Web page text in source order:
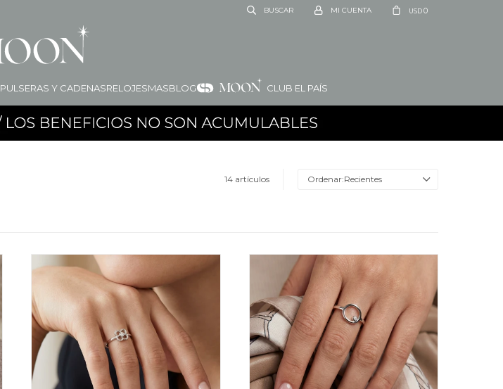
PULSERAS Y CADENASRELOJESMASBLOG CLUB EL PAÍS
USD0
14 artículos Recientes